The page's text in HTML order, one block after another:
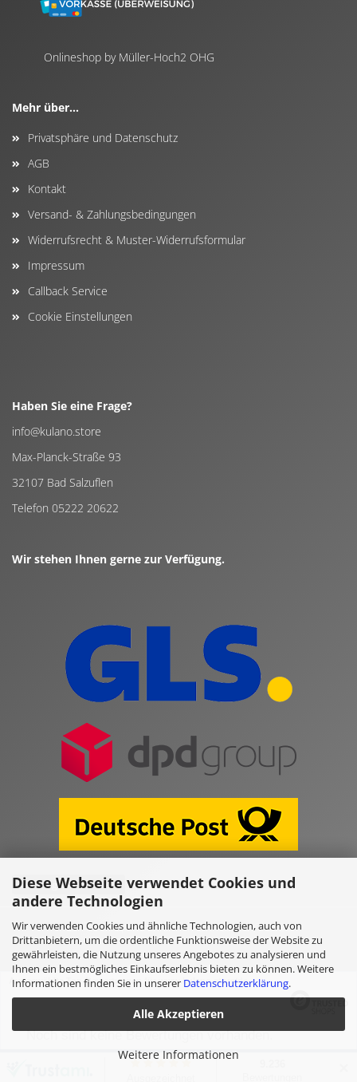
Diese Webseite verwendet Cookies und
andere Technologien
Wir verwenden Cookies und ähnliche Technologien, auch von
Drittanbietern, um die ordentliche Funktionsweise der Website zu
gewährleisten, die Nutzung unseres Angebotes zu analysieren und
Ihnen ein bestmögliches Einkaufserlebnis bieten zu können. Weitere
Informationen finden Sie in unserer Datenschutzerklärung.
Alle Akzeptieren
Weitere Informationen
Onlineshop by Müller-Hoch2 OHG
Mehr über...
Privatsphäre und Datenschutz
AGB
Kontakt
Versand- & Zahlungsbedingungen
Widerrufsrecht & Muster-Widerrufsformular
Impressum
Callback Service
Cookie Einstellungen
Haben Sie eine Frage?
info@kulano.store
Max-Planck-Straße 93
32107 Bad Salzuflen
Telefon 05222 20622
Wir stehen Ihnen gerne zur Verfügung.
Vertrag widerrufen
Online Shop erstellenmit Gambio.de © 2026
Ausgewählte Top-Bewertungen für www.kulano.store/de
Noch sind keine Bewertungen vorhanden.